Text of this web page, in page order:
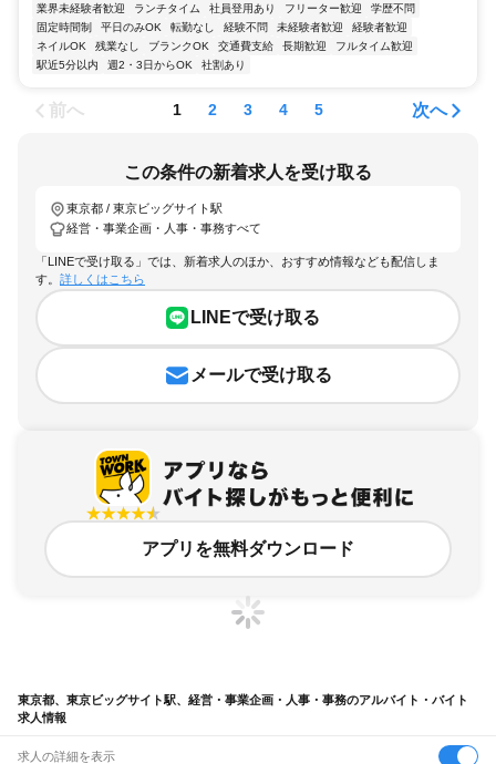
業界未経験者歓迎 ランチタイム 社員登用あり フリーター歓迎
学歴不問
固定時間制
平日のみOK 転勤なし 経験不問 未経験者歓迎
経験者歓迎
ネイルOK
残業なし ブランクOK 交通費支給 長期歓迎
フルタイム歓迎
駅近5分以内
週2・3日からOK 社割あり
前へ 1 2 3 4 5 次へ
この条件の新着求人を受け取る
東京都 / 東京ビッグサイト駅
経営・事業企画・人事・事務すべて
「LINEで受け取る」では、新着求人のほか、おすすめ情報なども配信しま
す。 詳しくはこちら
LINEで受け取る
メールで受け取る
アプリを無料ダウンロード
東京都、東京ビッグサイト駅、経営・事業企画・人事・事務のアルバイト・バイト
求人情報
求人の詳細を表示